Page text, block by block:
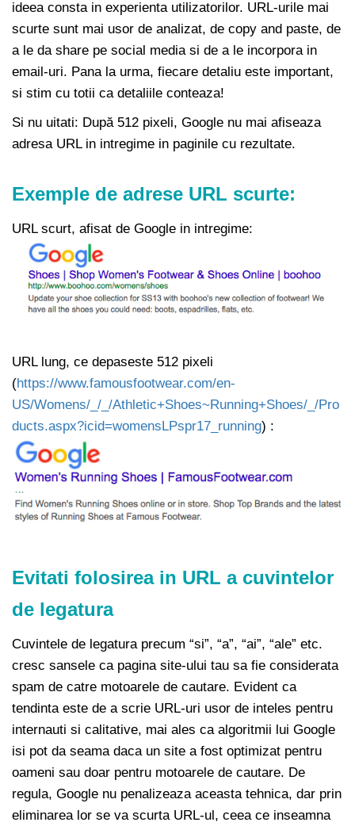
ideea consta in experienta utilizatorilor. URL-urile mai
scurte sunt mai usor de analizat, de copy and paste, de
a le da share pe social media si de a le incorpora in
email-uri. Pana la urma, fiecare detaliu este important,
si stim cu totii ca detaliile conteaza!
Si nu uitati: După 512 pixeli, Google nu mai afiseaza
adresa URL in intregime in paginile cu rezultate.
Exemple de adrese URL scurte:
URL scurt, afisat de Google in intregime:
URL lung, ce depaseste 512 pixeli
(https://www.famousfootwear.com/en-
US/Womens/_/_/Athletic+Shoes~Running+Shoes/_/Pro
ducts.aspx?icid=womensLPspr17_running) :
Evitati folosirea in URL a cuvintelor
de legatura
Cuvintele de legatura precum “si”, “a”, “ai”, “ale” etc.
cresc sansele ca pagina site-ului tau sa fie considerata
spam de catre motoarele de cautare. Evident ca
tendinta este de a scrie URL-uri usor de inteles pentru
internauti si calitative, mai ales ca algoritmii lui Google
isi pot da seama daca un site a fost optimizat pentru
oameni sau doar pentru motoarele de cautare. De
regula, Google nu penalizeaza aceasta tehnica, dar prin
eliminarea lor se va scurta URL-ul, ceea ce inseamna